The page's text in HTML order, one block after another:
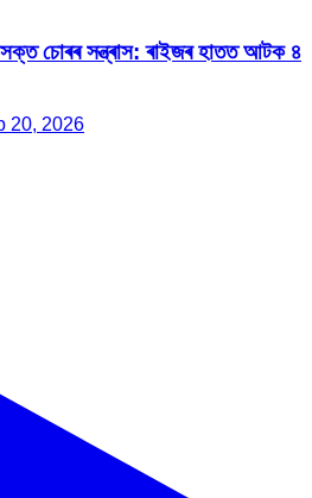
চোৰৰ সন্ত্ৰাস: ৰাইজৰ হাতত আটক ৪
20, 2026